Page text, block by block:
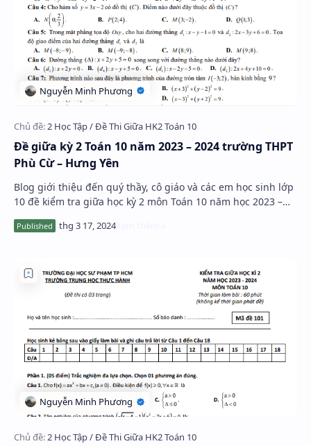
Đề giữa kỳ 2 Toán 10 năm 2023 – 2024 trường THPT
Phù Cừ – Hưng Yên
Blog giới thiệu đến quý thầy, cô giáo và các em học sinh lớp
10 đề kiểm tra giữa học kỳ 2 môn Toán 10 năm học 2023 –